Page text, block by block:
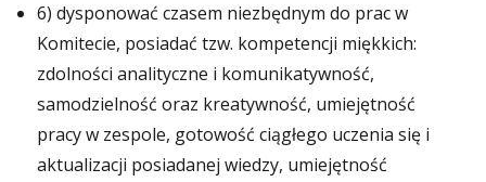
6) dysponować czasem niezbędnym do prac w
Komitecie, posiadać tzw. kompetencji miękkich:
zdolności analityczne i komunikatywność,
samodzielność oraz kreatywność, umiejętność
pracy w zespole, gotowość ciągłego uczenia się i
aktualizacji posiadanej wiedzy, umiejętność